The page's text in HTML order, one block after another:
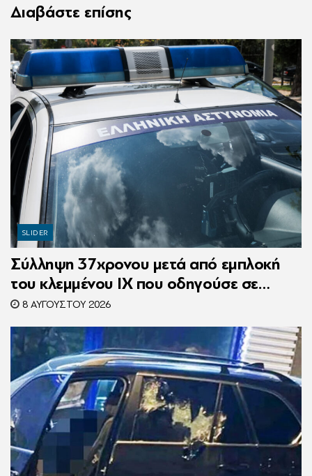
Διαβάστε επίσης
SLIDER
Σύλληψη 37χρονου μετά από εμπλοκή
του κλεμμένου ΙΧ που οδηγούσε σε
τροχαίο
8 ΑΥΓΟΎΣΤΟΥ 2026